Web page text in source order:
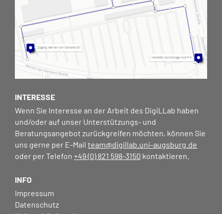
INTERESSE
Wenn Sie Interesse an der Arbeit des DigiLLab haben
und/oder auf unser Unterstützungs- und
Beratungsangebot zurückgreifen möchten, können Sie
uns gerne per E-Mail team@digillab.uni-augsburg.de
oder per Telefon +49 (0) 821 598-3150 kontaktieren.
INFO
Impressum
Datenschutz